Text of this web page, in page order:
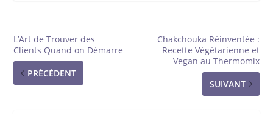
L’Art de Trouver des
Clients Quand on Démarre
PRÉCÉDENT
Chakchouka Réinventée :
Recette Végétarienne et
Vegan au Thermomix
SUIVANT